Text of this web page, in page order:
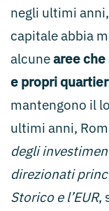
negli ultimi
capitale abbia
alcunearee
e propri
mantengono il
ultimi anni,
degli
direzionati
Storico e l’EUR,